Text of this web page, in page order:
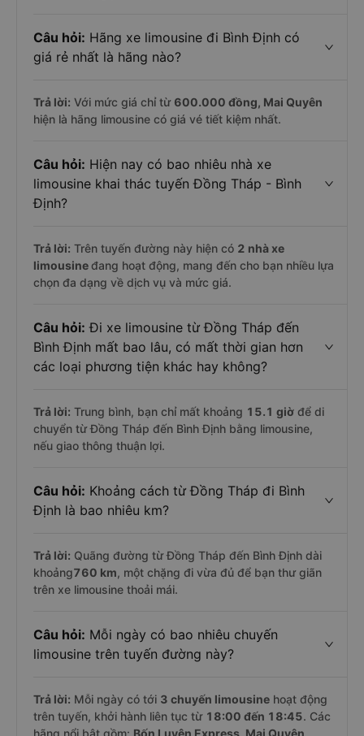
Câu hỏi: Hãng xe limousine đi Bình Định có
giá rẻ nhất là hãng nào?
Trả lời: Với mức giá chỉ từ 600.000 đồng, Mai Quyên
hiện là hãng limousine có giá vé tiết kiệm nhất.
Câu hỏi: Hiện nay có bao nhiêu nhà xe
limousine khai thác tuyến Đồng Tháp - Bình
Định?
Trả lời: Trên tuyến đường này hiện có 2 nhà xe
limousineđang hoạt động, mang đến cho bạn nhiều lựa
chọn đa dạng về dịch vụ và mức giá.
Câu hỏi: Đi xe limousine từ Đồng Tháp đến
Bình Định mất bao lâu, có mất thời gian hơn
các loại phương tiện khác hay không?
Trả lời: Trung bình, bạn chỉ mất khoảng 15.1 giờ để di
chuyển từ Đồng Tháp đến Bình Định bằng limousine,
nếu giao thông thuận lợi.
Câu hỏi: Khoảng cách từ Đồng Tháp đi Bình
Định là bao nhiêu km?
Trả lời: Quãng đường từ Đồng Tháp đến Bình Định dài
khoảng760 km, một chặng đi vừa đủ để bạn thư giãn
trên xe limousine thoải mái.
Câu hỏi: Mỗi ngày có bao nhiêu chuyến
limousine trên tuyến đường này?
Trả lời: Mỗi ngày có tới 3 chuyến limousine hoạt động
trên tuyến, khởi hành liên tục từ 18:00 đến 18:45. Các
hãng nổi bật gồm: Bốn Luyện Express, Mai Quyên